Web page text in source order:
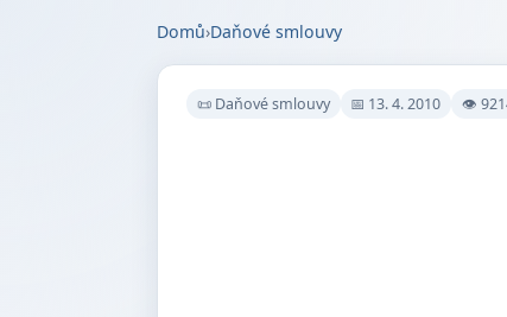
Domů›Daňové smlouvy
📜 Daňové smlouvy 📅 13. 4. 2010 👁